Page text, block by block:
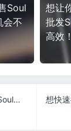
Soul
会不
想让
批发
高效！
如何找到可靠的耐用Soul账号？别被坑了！